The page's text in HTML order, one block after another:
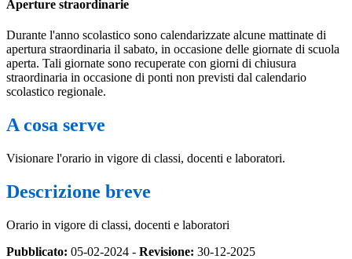
Aperture straordinarie
Durante l'anno scolastico sono calendarizzate alcune mattinate di
apertura straordinaria il sabato, in occasione delle giornate di scuola
aperta. Tali giornate sono recuperate con giorni di chiusura
straordinaria in occasione di ponti non previsti dal calendario
scolastico regionale.
A cosa serve
Visionare l'orario in vigore di classi, docenti e laboratori.
Descrizione breve
Orario in vigore di classi, docenti e laboratori
Pubblicato: 05-02-2024 - Revisione: 30-12-2025